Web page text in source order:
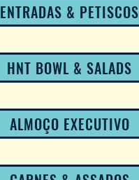
ENTRADAS & PETISCOS
HNT BOWL & SALADS
ALMOÇO EXECUTIVO